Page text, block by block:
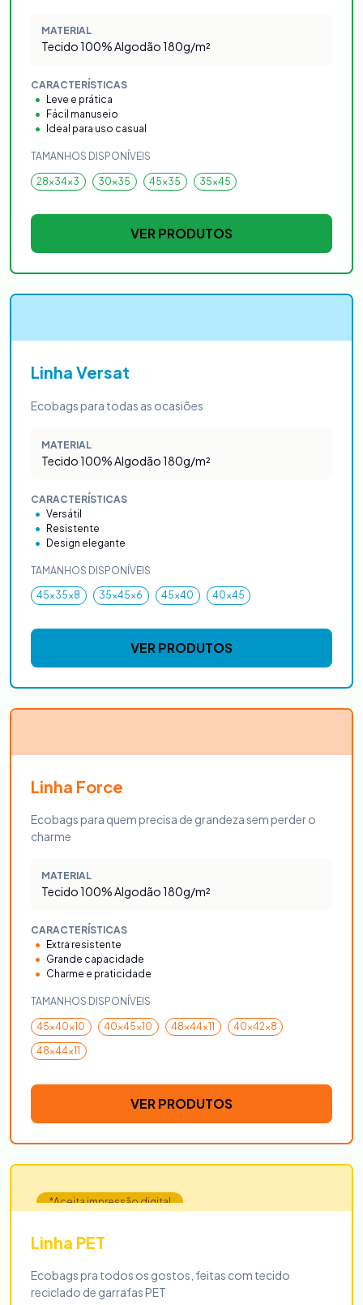
MATERIAL
Tecido 100% Algodão 180g/m²
CARACTERÍSTICAS
Leve e prática
Fácil manuseio
Ideal para uso casual
TAMANHOS DISPONÍVEIS
28x34x3 30x35 45x35 35x45
VER PRODUTOS
Linha Versat
Ecobags para todas as ocasiões
MATERIAL
Tecido 100% Algodão 180g/m²
CARACTERÍSTICAS
Versátil
Resistente
Design elegante
TAMANHOS DISPONÍVEIS
45x35x8 35x45x6 45x40 40x45
VER PRODUTOS
Linha Force
Ecobags para quem precisa de grandeza sem perder o
charme
MATERIAL
Tecido 100% Algodão 180g/m²
CARACTERÍSTICAS
Extra resistente
Grande capacidade
Charme e praticidade
TAMANHOS DISPONÍVEIS
45x40x10 40x45x10 48x44x11 40x42x8
48x44x11
VER PRODUTOS
*Aceita impressão digital
Linha PET
Ecobags pra todos os gostos, feitas com tecido
reciclado de garrafas PET